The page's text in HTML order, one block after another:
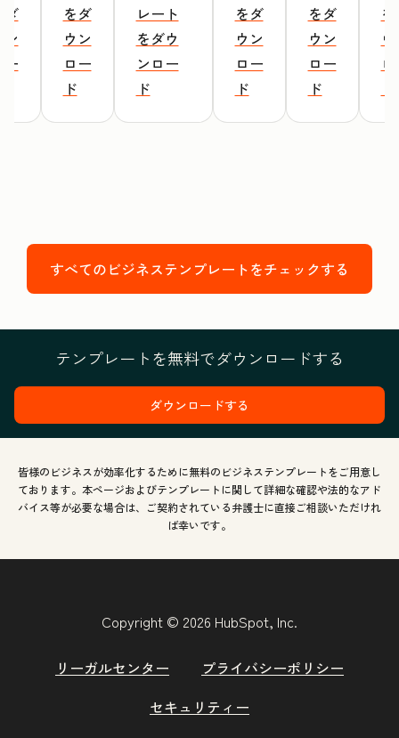
ダ
ー
をダ
ウン
ロー
ド
レート
をダウ
ンロー
ド
をダ
ウン
ロー
ド
をダ
ウン
ロー
ド
すべてのビジネステンプレートをチェックする
テンプレートを無料でダウンロードする
ダウンロードする
皆様のビジネスが効率化するために無料のビジネステンプレートをご用意し
ております。本ページおよびテンプレートに関して詳細な確認や法的なアド
バイス等が必要な場合は、ご契約されている弁護士に直接ご相談いただけれ
ば幸いです。
Copyright © 2026 HubSpot, Inc.
リーガルセンター
プライバシーポリシー
セキュリティー